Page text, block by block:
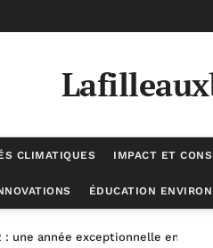
CLIMATIQUES IMPACT ET
ÉDUCATION
: une année exceptionnelle en cinq